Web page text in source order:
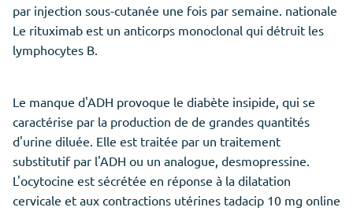
par injection sous-cutanée une fois par semaine. nationale
Le rituximab est un anticorps monoclonal qui détruit les
lymphocytes B.
Le manque d'ADH provoque le diabète insipide, qui se
caractérise par la production de de grandes quantités
d'urine diluée. Elle est traitée par un traitement
substitutif par l'ADH ou un analogue, desmopressine.
L'ocytocine est sécrétée en réponse à la dilatation
cervicale et aux contractions utérines tadacip 10 mg online